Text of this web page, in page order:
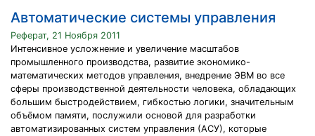
Автоматические системы управления
Реферат, 21 Ноября 2011
Интенсивное усложнение и увеличение масштабов
промышленного производства, развитие экономико-
математических методов управления, внедрение ЭВМ во все
сферы производственной деятельности человека, обладающих
большим быстродействием, гибкостью логики, значительным
объёмом памяти, послужили основой для разработки
автоматизированных систем управления (АСУ), которые